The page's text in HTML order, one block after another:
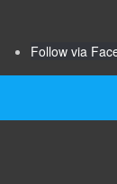
Follow via